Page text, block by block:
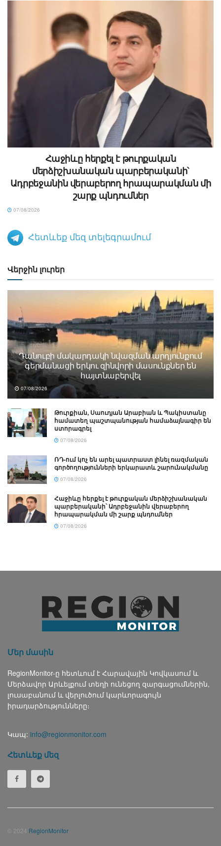
Հաջիևը հերքել է թուրքական
մերձիշխանական պարբերականի՝
Ադրբեջանին վերաբերող հրապարակման մի
շարք պնդումներ
07/08/2026
Հետևեք մեզ տելեգրամում
Վերջին լուրեր
Դանուբի մակարդակի նվազման արդյունքում
գերմանացի երկու զինվորի մասունքներ են
հայտնաբերվել
07/08/2026
Թուրքիան, Սաուդյան Արաբիան և Պակիստանը
համատեղ պաշտպանության համաձայնագիր են
ստորագրել
07/08/2026
ՌԴ-ում կոչ են արել պատրաստ լինել ռազմական
գործողությունների երկարատև շարունակմանը
07/08/2026
Հաջիևը հերքել է թուրքական մերձիշխանական
պարբերականի՝ Ադրբեջանին վերաբերող
հրապարակման մի շարք պնդումներ
07/08/2026
Մեր մասին
RegionMonitor-ը հետևում է Հարավային Կովկասում և
Մերձավոր Արևելքում տեղի ունեցող զարգացումներին,
լուսաբանում և վերլուծում կարևորագույն
իրադարձությունները։
Կապ: info@regionmonitor.com
Հետևեք մեզ
© 2024 RegionMonitor